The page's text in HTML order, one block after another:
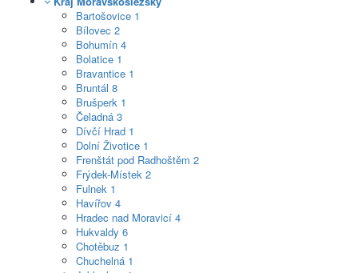
Bartošovice 1
Bílovec 2
Bohumín 4
Bolatice 1
Bravantice 1
Bruntál 8
Brušperk 1
Čeladná 3
Dívčí Hrad 1
Dolní Životice 1
Frenštát pod Radhoštěm 2
Frýdek-Místek 2
Fulnek 1
Havířov 4
Hradec nad Moravicí 4
Hukvaldy 6
Chotěbuz 1
Chuchelná 1